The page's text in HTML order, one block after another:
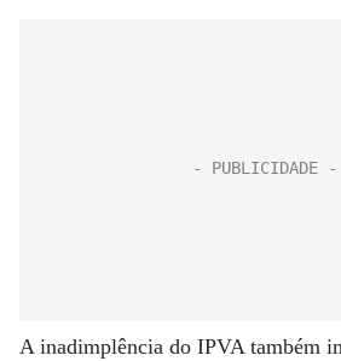
A inadimplência do IPVA também